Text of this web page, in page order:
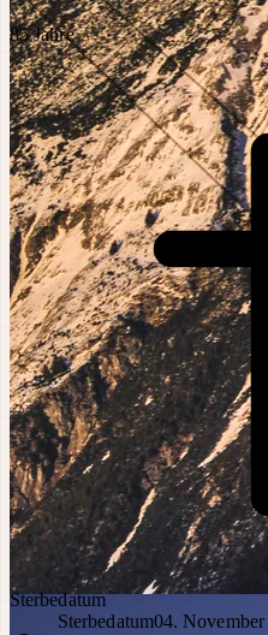
85Jahre
Sterbedatum
Sterbedatum04. November